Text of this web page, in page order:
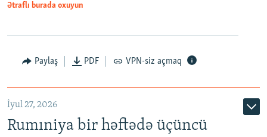
Ətraflı burada oxuyun
Paylaş PDF VPN-siz açmaq
İyul 27, 2026
Rumıniya bir həftədə üçüncü